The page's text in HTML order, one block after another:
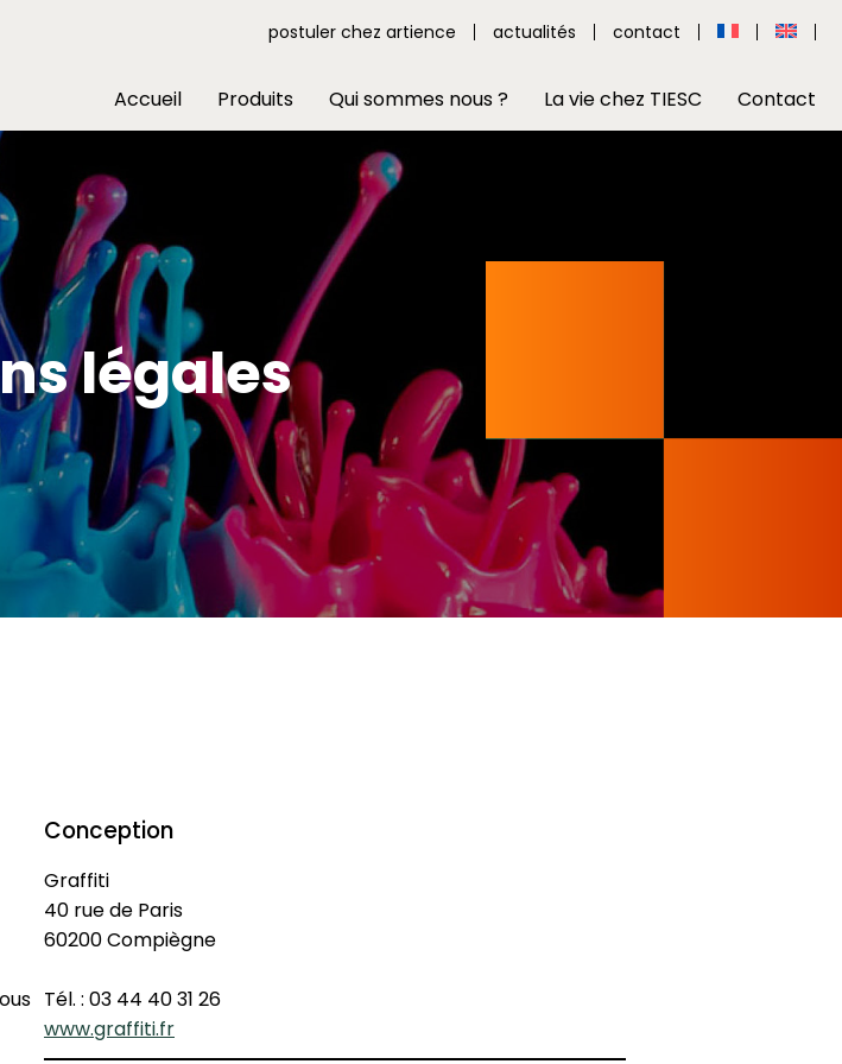
postuler chez artience actualités contact
Accueil Produits Qui sommes nous ? La vie chez TIESC Contact
légales
Conception
Graffiti
40 rue de Paris
60200 Compiègne
Tél. : 03 44 40 31 26
www.graffiti.fr